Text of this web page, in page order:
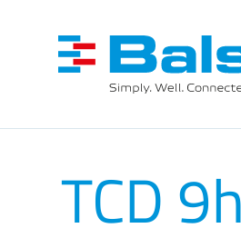
TCD